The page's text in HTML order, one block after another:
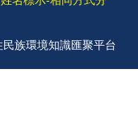
族環境知識匯聚平台